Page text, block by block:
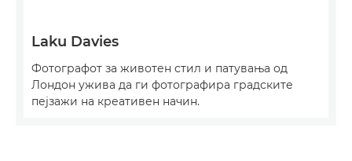
Laku Davies
Фотографот за животен стил и патувања од
Лондон ужива да ги фотографира градските
пејзажи на креативен начин.